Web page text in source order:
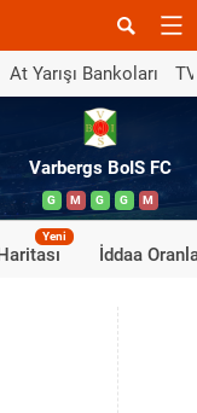
At Yarışı Bankoları
Varbergs BoIS FC
G M G G M
Yeni
İddaa